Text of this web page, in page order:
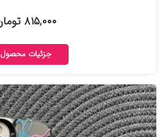
۸۱۵,۰۰۰ تومان
جزئیات محصول